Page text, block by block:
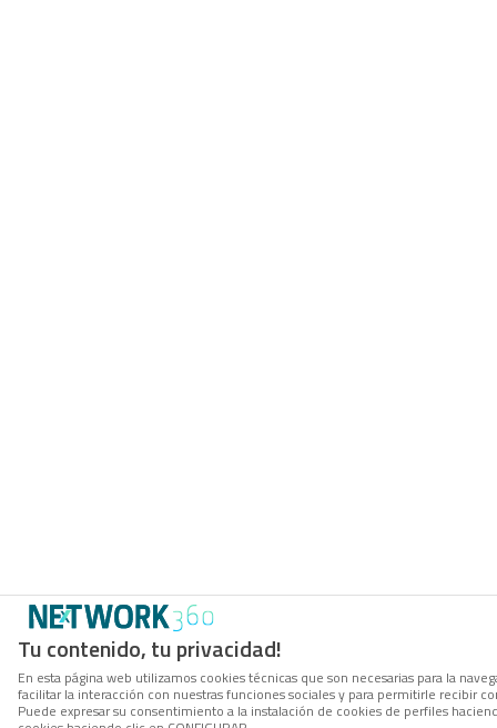
Tu contenido, tu privacidad!
En esta página web utilizamos cookies técnicas que son necesarias para la
facilitar la interacción con nuestras funciones sociales y para permitirle recibir
Puede expresar su consentimiento a la instalación de cookies de perfiles